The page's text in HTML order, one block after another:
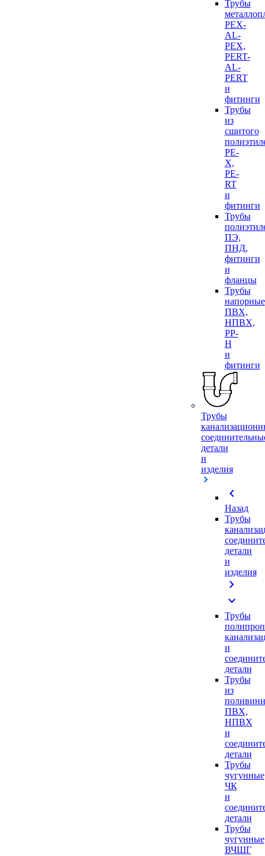
Трубы
PEX-
AL-
PEX,
PERT-
AL-
PERT
и
фитинги
Трубы
из
сшитого
PE-
X,
PE-
RT
и
фитинги
Трубы
ПЭ,
ПНД,
фитинги
и
фланцы
Трубы
напорные
ПВХ,
НПВХ,
PP-
H
и
фитинги
Трубы
детали
и
изделия
chevron_left
Назад
Трубы
детали
и
изделия
chevron_right
expand_more
Трубы
и
детали
Трубы
из
ПВХ,
НПВХ
и
детали
Трубы
чугунные
ЧК
и
детали
Трубы
чугунные
ВЧШГ